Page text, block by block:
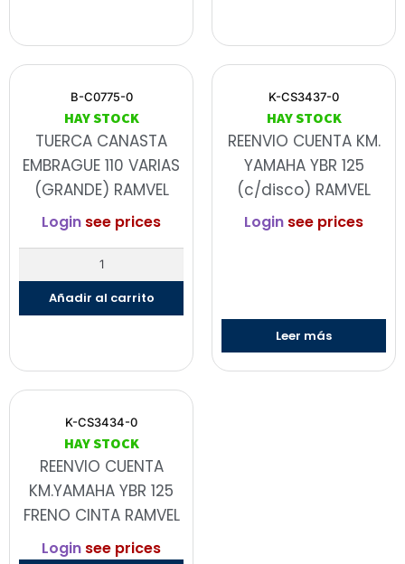
B-C0775-0
HAY STOCK
TUERCA CANASTA
EMBRAGUE 110 VARIAS
(GRANDE) RAMVEL
Login see prices
Añadir al carrito
K-CS3437-0
HAY STOCK
REENVIO CUENTA KM.
YAMAHA YBR 125
(c/disco) RAMVEL
Login see prices
Leer más
K-CS3434-0
HAY STOCK
REENVIO CUENTA
KM.YAMAHA YBR 125
FRENO CINTA RAMVEL
Login see prices